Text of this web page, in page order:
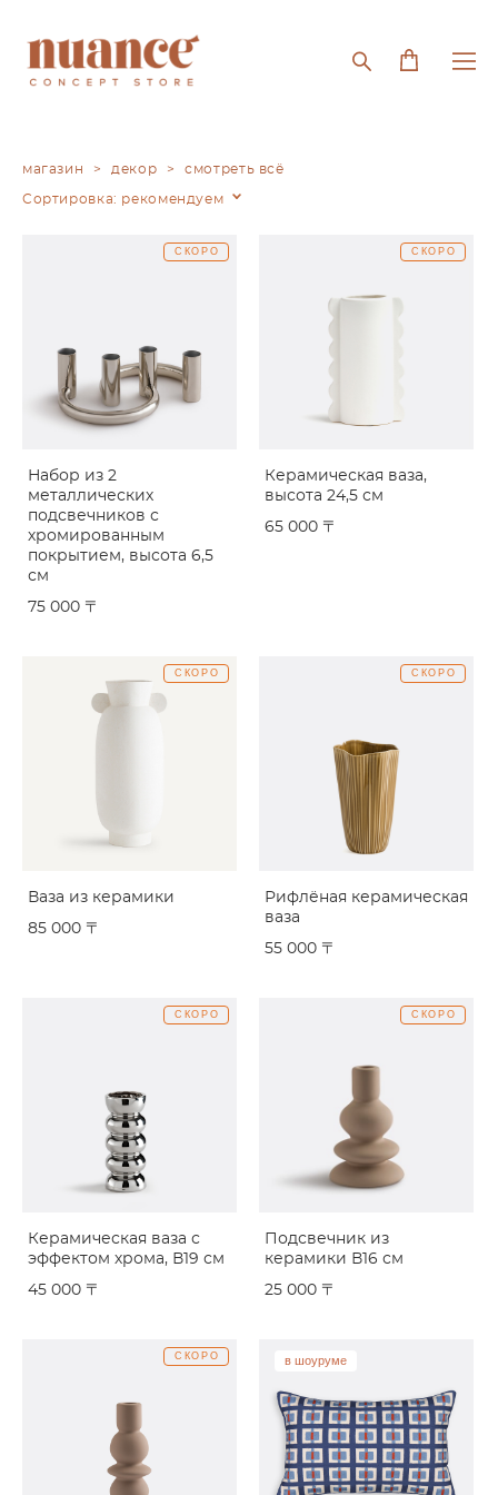
магазин > декор > смотреть всё
Сортировка: рекомендуем
СКОРО
Набор из 2
металлических
подсвечников с
хромированным
покрытием, высота 6,5
см
75 000 〒
СКОРО
Керамическая ваза,
высота 24,5 см
65 000 〒
СКОРО
Ваза из керамики
85 000 〒
СКОРО
Рифлёная керамическая
ваза
55 000 〒
СКОРО
Керамическая ваза с
эффектом хрома, В19 см
45 000 〒
СКОРО
Подсвечник из
керамики В16 см
25 000 〒
СКОРО в шоуруме